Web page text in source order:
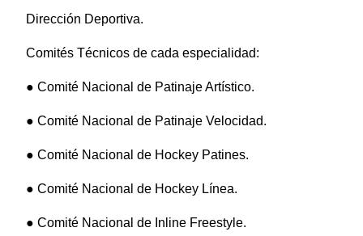
Dirección Deportiva.
Comités Técnicos de cada especialidad:
● Comité Nacional de Patinaje Artístico.
● Comité Nacional de Patinaje Velocidad.
● Comité Nacional de Hockey Patines.
● Comité Nacional de Hockey Línea.
● Comité Nacional de Inline Freestyle.